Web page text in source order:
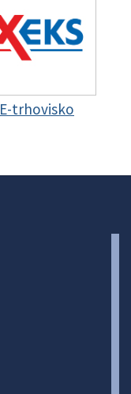
E-trhovisko